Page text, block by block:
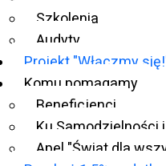
Szkolenia
Audyty
Projekt "Włączmy
Komu pomagamy
Beneficjenci
Ku Samodzielności
Apel "Świat dla
informacyjną. W
działy tematyczne,
czy prawo w odniesieniu
niepełnosprawnościami.
Sukcesy Helpa
kolejnych książek.
wydało liczne książki i